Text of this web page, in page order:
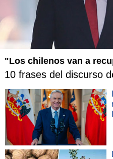
dos derrotas en la fase de
Aquel Mundial, disputado en
víctimas: Cha Bum-kun
Renard debutará en el banco
próximo domingo a las 12:00
"Los chilenos van a
10 frases del discurso